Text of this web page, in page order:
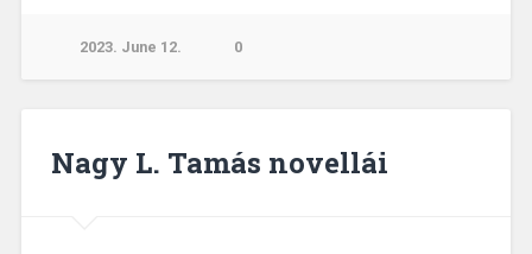
2023. June 12. 0
Nagy L. Tamás novellái